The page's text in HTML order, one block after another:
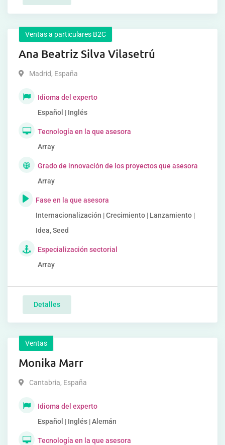
Ventas a particulares B2C
Ana Beatriz Silva Vilasetrú
Madrid, España
Idioma del experto
Español | Inglés
Tecnología en la que asesora
Array
Grado de innovación de los proyectos que asesora
Array
Fase en la que asesora
Internacionalización | Crecimiento | Lanzamiento |
Idea, Seed
Especialización sectorial
Array
Detalles
Ventas
Monika Marr
Cantabria, España
Idioma del experto
Español | Inglés | Alemán
Tecnología en la que asesora